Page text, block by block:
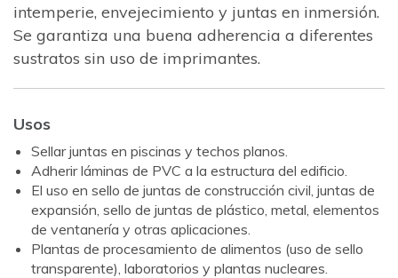
intemperie, envejecimiento y juntas en inmersión.
Se garantiza una buena adherencia a diferentes
sustratos sin uso de imprimantes.
Usos
Sellar juntas en piscinas y techos planos.
Adherir láminas de PVC a la estructura del edificio.
El uso en sello de juntas de construcción civil, juntas de
expansión, sello de juntas de plástico, metal, elementos
de ventanería y otras aplicaciones.
Plantas de procesamiento de alimentos (uso de sello
transparente), laboratorios y plantas nucleares.